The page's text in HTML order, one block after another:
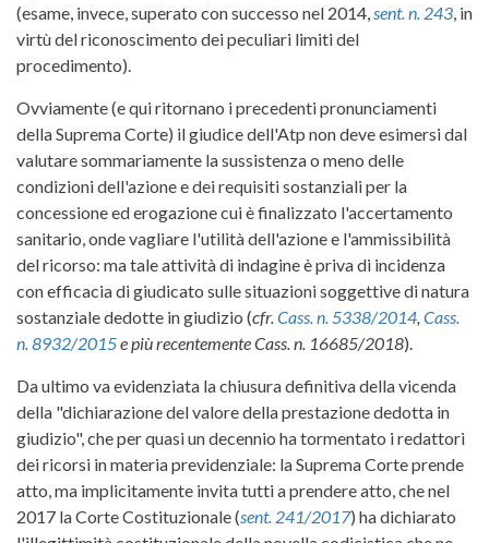
(esame, invece, superato con successo nel 2014,sent. n. 243, in
virtù del riconoscimento dei peculiari limiti del
procedimento).
Ovviamente (e qui ritornano i precedenti pronunciamenti
della Suprema Corte) il giudice dell'Atp non deve esimersi dal
valutare sommariamente la sussistenza o meno delle
condizioni dell'azione e dei requisiti sostanziali per la
concessione ed erogazione cui è finalizzato l'accertamento
sanitario, onde vagliare l'utilità dell'azione e l'ammissibilità
del ricorso: ma tale attività di indagine è priva di incidenza
con efficacia di giudicato sulle situazioni soggettive di natura
sostanziale dedotte in giudizio (cfr.Cass. n. 5338/2014, Cass.
n. 8932/2015e più recentemente Cass. n. 16685/2018).
Da ultimo va evidenziata la chiusura definitiva della vicenda
della "dichiarazione del valore della prestazione dedotta in
giudizio", che per quasi un decennio ha tormentato i redattori
dei ricorsi in materia previdenziale: la Suprema Corte prende
atto, ma implicitamente invita tutti a prendere atto, che nel
2017 la Corte Costituzionale (sent. 241/2017) ha dichiarato